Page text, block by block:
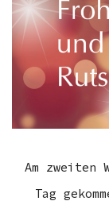
Am zweiten
Tag